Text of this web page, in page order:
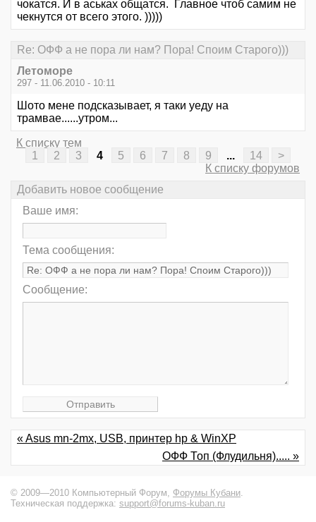
чокатся. И в аськах общатся. Главное чтоб самим не
чекнутся от всего этого. )))))
Re: ОФФ а не пора ли нам? Пора! Споим Старого)))
Летоморе
297 - 11.06.2010 - 10:11
Шото мене подсказывает, я таки уеду на
трамвае......утром...
К списку тем
1
2 3 4 5 6 7 8 9 ... 14
>
К списку форумов
Добавить новое сообщение
Ваше имя:
Тема сообщения:
Сообщение:
« Asus mn-2mx, USB, принтер hp & WinXP
ОФФ Топ (Флудильня)..... »
© 2009—2010 Компьютерный Форум, Форумы Кубани.
Техническая поддержка: support@forums-kuban.ru